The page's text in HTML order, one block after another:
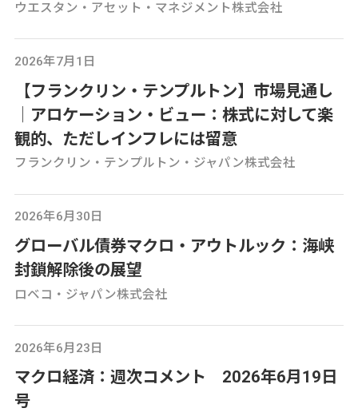
ウエスタン・アセット・マネジメント株式会社
2026年7月1日
【フランクリン・テンプルトン】市場見通し
│アロケーション・ビュー：株式に対して楽
観的、ただしインフレには留意
フランクリン・テンプルトン・ジャパン株式会社
2026年6月30日
グローバル債券マクロ・アウトルック：海峡
封鎖解除後の展望
ロベコ・ジャパン株式会社
2026年6月23日
マクロ経済：週次コメント 2026年6月19日
号